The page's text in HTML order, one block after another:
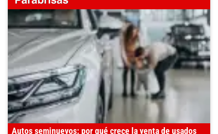
Autos seminuevos: por qué crece la venta de usados